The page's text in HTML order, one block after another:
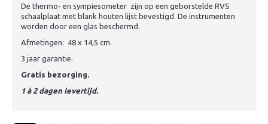
De thermo- en sympiesometer zijn op een geborstelde RVS
schaalplaat met blank houten lijst bevestigd. De instrumenten
worden door een glas beschermd.
Afmetingen: 48 x 14,5 cm.
3 jaar garantie.
Gratis bezorging.
1 á 2 dagen levertijd.